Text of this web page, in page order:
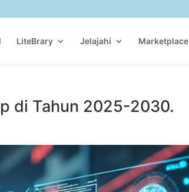
LiteBrary Jelajahi Marketplace
di Tahun 2025-2030.